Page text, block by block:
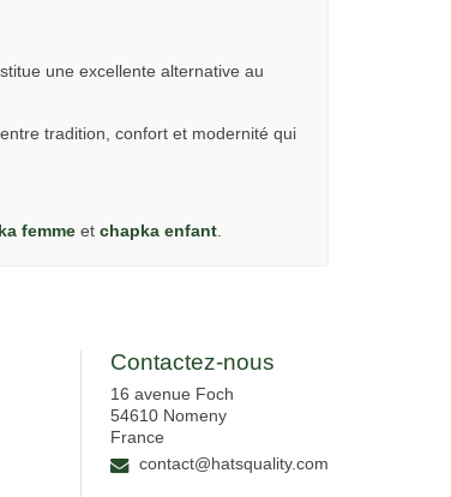
une excellente alternative au
tradition, confort et modernité qui
femme et chapka enfant
Contactez-nous
16 avenue Foch
54610 Nomeny
France
contact@hatsquality.com